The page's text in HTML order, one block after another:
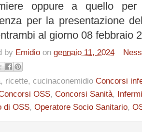
oppure a quello
per la presentazione
al giorno 08 febbraio
by Emidio on gennaio 11, 2024
ricette, cucinaconemidio Concorsi
OSS, Concorsi Sanità,
di OSS, Operatore Socio Sanitario,